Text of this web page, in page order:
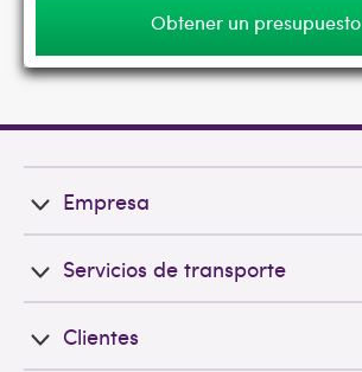
Obtener un presupuesto
Empresa
Servicios de transporte
Clientes